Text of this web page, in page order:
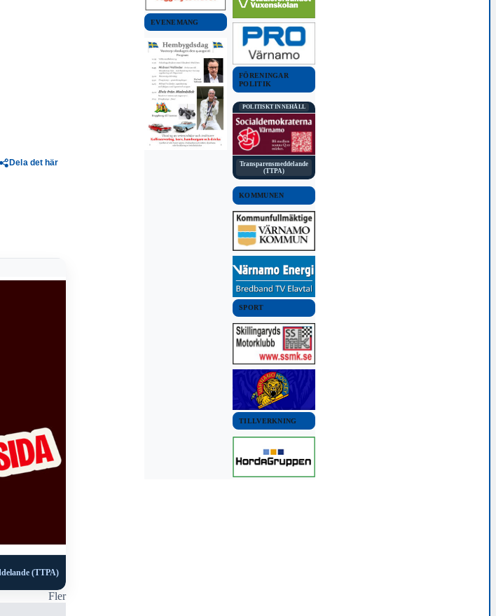
Dela det här
(TTPA)
Fler
EVENEMANG
FÖRENINGAR
POLITIK
POLITISKT INNEHÅLL
Transparensmeddelande
(TTPA)
KOMMUNEN
SPORT
TILLVERKNING